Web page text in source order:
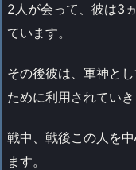
2人が会って、彼は3
ています。
その後彼は、軍神と
ために利用されていき
戦中、戦後この人を
ます。